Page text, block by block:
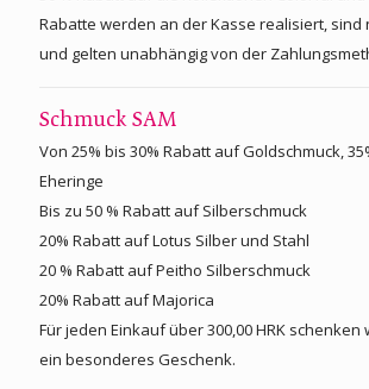
Rabatte werden an der Kasse realisiert, sind
und gelten unabhängig von der
Schmuck SAM
Von 25% bis 30% Rabatt auf Goldschmuck,
Eheringe
Bis zu 50 % Rabatt auf Silberschmuck
20% Rabatt auf Lotus Silber und Stahl
20 % Rabatt auf Peitho Silberschmuck
20% Rabatt auf Majorica
Für jeden Einkauf über 300,00 HRK schenken
ein besonderes Geschenk.